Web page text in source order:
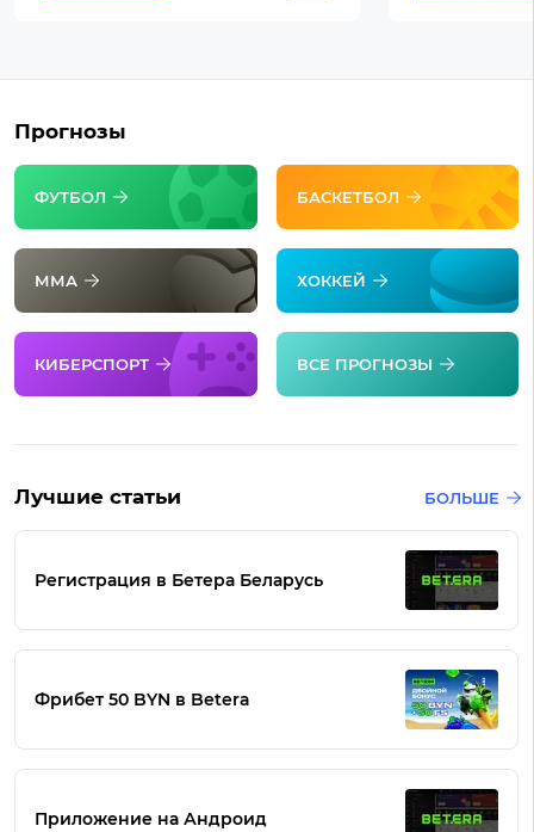
Прогнозы
ФУТБОЛ БАСКЕТБОЛ
ММА ХОККЕЙ
КИБЕРСПОРТ ВСЕ ПРОГНОЗЫ
Лучшие статьи БОЛЬШЕ
Регистрация в Бетера Беларусь
Фрибет 50 BYN в Betera
Приложение на Андроид